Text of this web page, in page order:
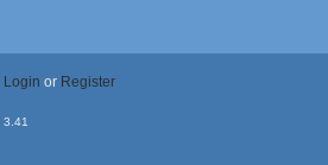
Login or Register
3.41